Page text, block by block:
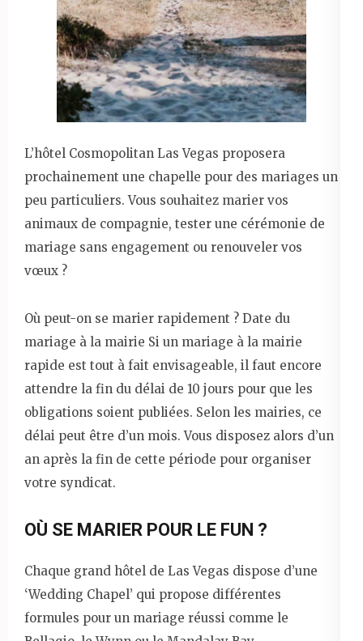
L’hôtel Cosmopolitan Las Vegas proposera
prochainement une chapelle pour des mariages un
peu particuliers. Vous souhaitez marier vos
animaux de compagnie, tester une cérémonie de
mariage sans engagement ou renouveler vos
vœux ?
Où peut-on se marier rapidement ? Date du
mariage à la mairie Si un mariage à la mairie
rapide est tout à fait envisageable, il faut encore
attendre la fin du délai de 10 jours pour que les
obligations soient publiées. Selon les mairies, ce
délai peut être d’un mois. Vous disposez alors d’un
an après la fin de cette période pour organiser
votre syndicat.
OÙ SE MARIER POUR LE FUN ?
Chaque grand hôtel de Las Vegas dispose d’une
‘Wedding Chapel’ qui propose différentes
formules pour un mariage réussi comme le